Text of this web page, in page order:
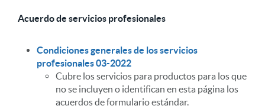
Acuerdo de servicios profesionales
Condiciones generales de los servicios
profesionales 03-2022
Cubre los servicios para productos para los que
no se incluyen o identifican en esta página los
acuerdos de formulario estándar.